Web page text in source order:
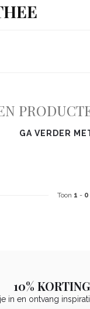
GA VERDER
Toon 1 - 0
10%
in en ontvang